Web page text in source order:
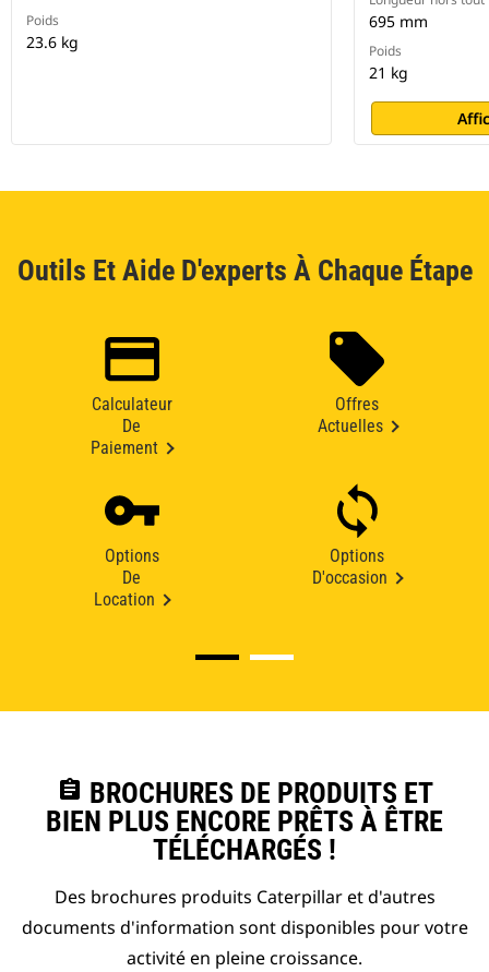
Poids
23.6 kg
695 mm
Poids
21 kg
Outils Et Aide D'experts À Chaque Étape
Calculateur
De
Paiement
Offres
Actuelles
Options
De
Location
Options
D'occasion
assignment BROCHURES DE PRODUITS ET
BIEN PLUS ENCORE PRÊTS À ÊTRE
TÉLÉCHARGÉS !
Des brochures produits Caterpillar et d'autres
documents d'information sont disponibles pour votre
activité en pleine croissance.